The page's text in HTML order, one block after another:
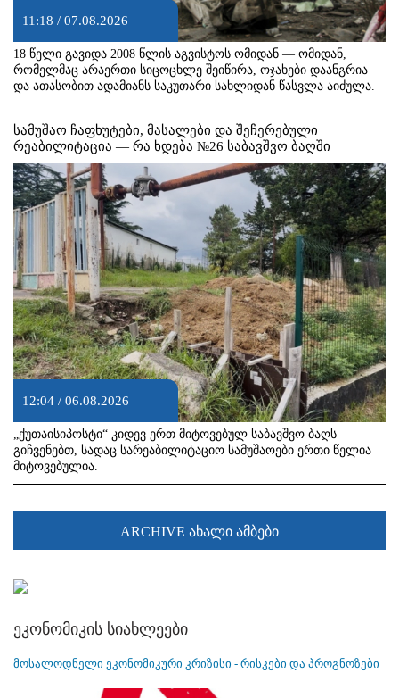
11:18 / 07.08.2026
18 წელი გავიდა 2008 წლის აგვისტოს ომიდან — ომიდან,
რომელმაც არაერთი სიცოცხლე შეიწირა, ოჯახები დაანგრია
და ათასობით ადამიანს საკუთარი სახლიდან წასვლა აიძულა.
სამუშაო ჩაფხუტები, მასალები და შეჩერებული
რეაბილიტაცია — რა ხდება №26 საბავშვო ბაღში
12:04 / 06.08.2026
„ქუთაისიპოსტი“ კიდევ ერთ მიტოვებულ საბავშვო ბაღს
გიჩვენებთ, სადაც სარეაბილიტაციო სამუშაოები ერთი წელია
მიტოვებულია.
ARCHIVE ახალი ამბები
ეკონომიკის სიახლეები
მოსალოდნელი ეკონომიკური კრიზისი - რისკები და პროგნოზები